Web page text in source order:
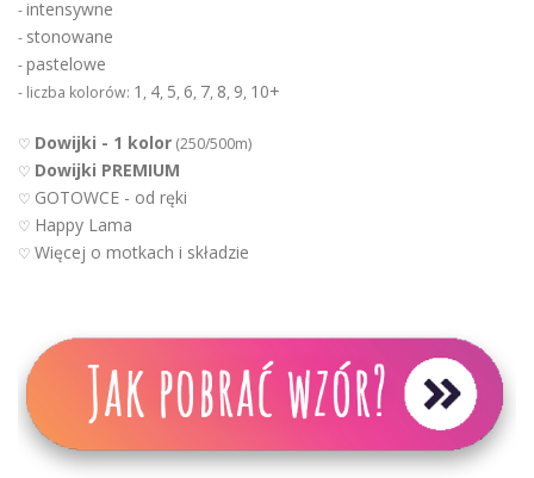
-intensywne
- stonowane
-pastelowe
- liczba kolorów: 1 , 4, 5, 6, 7, 8, 9, 10+
♡ Dowijki - 1 kolor (250/500m)
♡ Dowijki PREMIUM
♡ GOTOWCE - od ręki
♡ Happy Lama
♡ Więcej o motkach i składzie